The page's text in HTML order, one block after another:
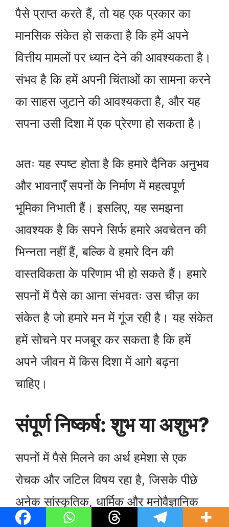
पैसे प्राप्त करते हैं, तो यह एक प्रकार का
मानसिक संकेत हो सकता है कि हमें अपने
वित्तीय मामलों पर ध्यान देने की आवश्यकता है।
संभव है कि हमें अपनी चिंताओं का सामना करने
का साहस जुटाने की आवश्यकता है, और यह
सपना उसी दिशा में एक प्रेरणा हो सकता है।
अतः यह स्पष्ट होता है कि हमारे दैनिक अनुभव
और भावनाएँ सपनों के निर्माण में महत्वपूर्ण
भूमिका निभाती हैं। इसलिए, यह समझना
आवश्यक है कि सपने सिर्फ हमारे अवचेतन की
भिन्नता नहीं हैं, बल्कि वे हमारे दिन की
वास्तविकता के परिणाम भी हो सकते हैं। हमारे
सपनों में पैसे का आना संभवतः उस चीज़ का
संकेत है जो हमारे मन में गूंज रही है। यह संकेत
हमें सोचने पर मजबूर कर सकता है कि हमें
अपने जीवन में किस दिशा में आगे बढ़ना
चाहिए।
संपूर्ण निष्कर्ष: शुभ या अशुभ?
सपनों में पैसे मिलने का अर्थ हमेशा से एक
रोचक और जटिल विषय रहा है, जिसके पीछे
अनेक सांस्कृतिक, धार्मिक और मनोवैज्ञानिक
पहलू जुड़े होते हैं। सामान्यत: जब कोई व्यक्ति